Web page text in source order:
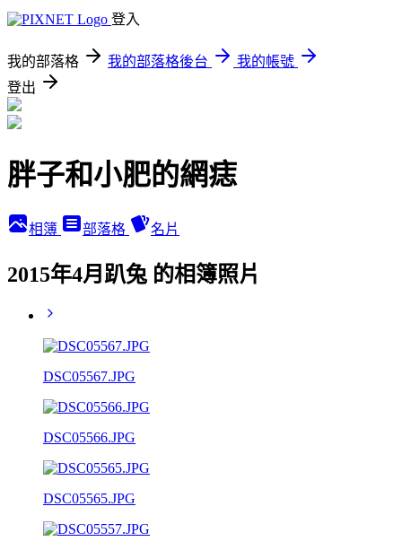
登入
我的部落格 我的部落格後台
我的帳號
登出
胖子和小肥的網痣
相簿 部落格 名片
2015年4月趴兔 的相簿照片
DSC05567.JPG
DSC05566.JPG
DSC05565.JPG